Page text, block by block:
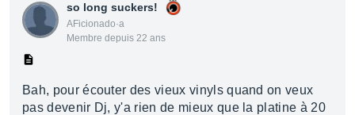
so long suckers!
AFicionado·a
Membre depuis 22 ans
Bah, pour écouter des vieux vinyls quand on veux
pas devenir Dj, y'a rien de mieux que la platine à 20